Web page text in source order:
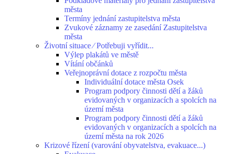
města
Termíny jednání zastupitelstva města
Zvukové záznamy ze zasedání Zastupitelstva
města
Životní situace ⁄ Potřebuji vyřídit...
Výlep plakátů ve městě
Vítání občánků
Veřejnoprávní dotace z rozpočtu města
Individuální dotace města Osek
Program podpory činnosti dětí a žáků
evidovaných v organizacích a spolcích na
území města
Program podpory činnosti dětí a žáků
evidovaných v organizacích a spolcích na
území města na rok 2026
Krizové řízení (varování obyvatelstva, evakuace...)